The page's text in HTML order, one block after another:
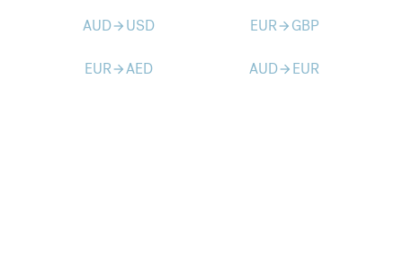
AUDarrow_forward USD EURarrow_forward GBP
EURarrow_forwardAED AUDarrow_forward EUR